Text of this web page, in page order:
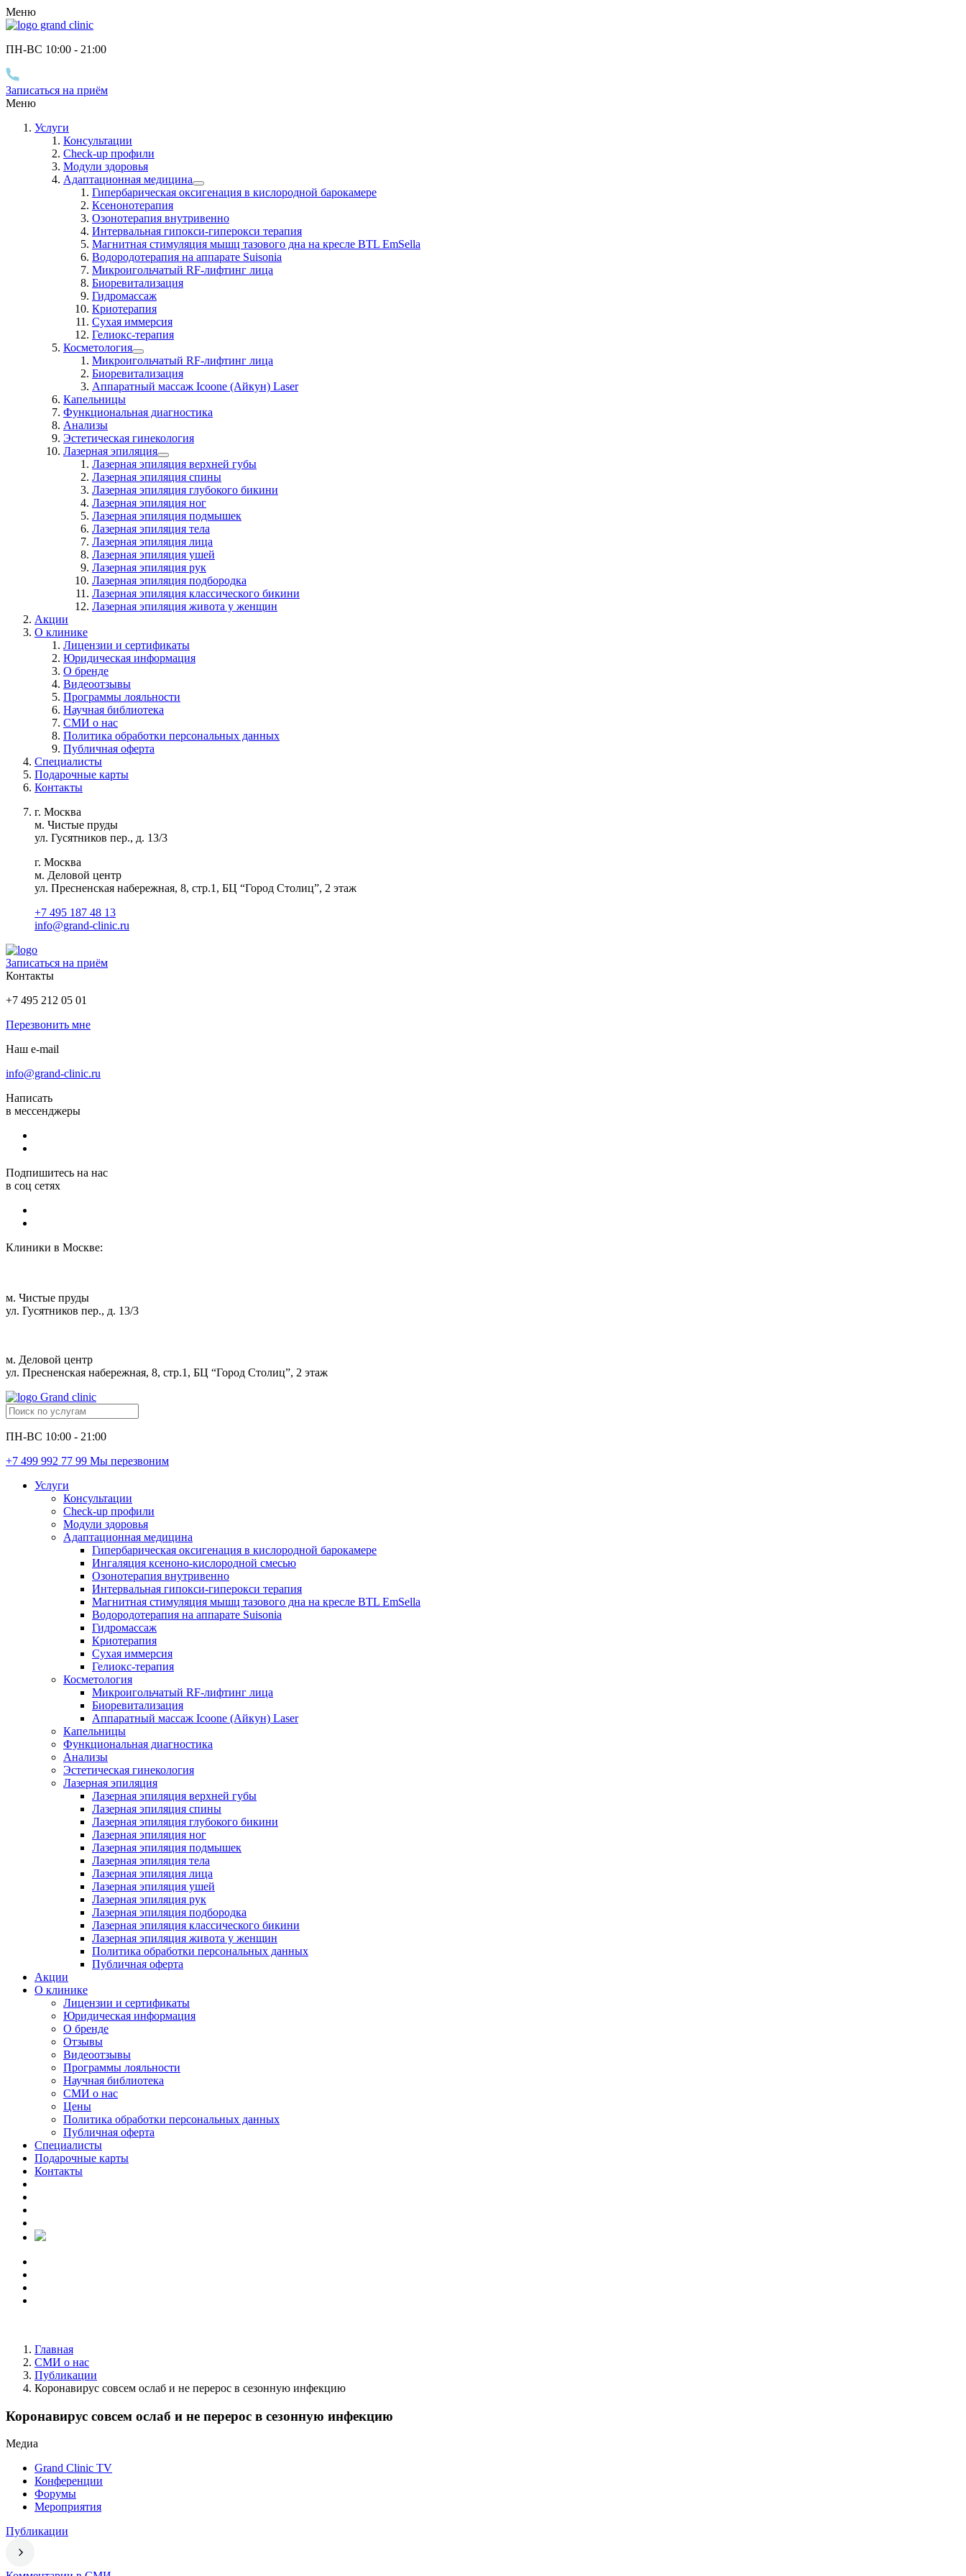
Меню
ПН-ВС 10:00 - 21 :00
Записаться на приём
Меню
Услуги
Консультации
Check-up профили
Модули здоровья
Адаптационная медицина
Гипербарическая оксигенация в кислородной барокамере
Ксенонотерапия
Озонотерапия внутривенно
Интервальная гипокси-гиперокси терапия
Магнитная стимуляция мышц тазового дна на кресле BTL EmSella
Водородотерапия на аппарате Suisonia
Микроигольчатый RF-лифтинг лица
Биоревитализация
Гидромассаж
Криотерапия
Сухая иммерсия
Гелиокс-терапия
Косметология
Микроигольчатый RF-лифтинг лица
Биоревитализация
Аппаратный массаж Icoone (Айкун) Laser
Капельницы
Функциональная диагностика
Анализы
Эстетическая гинекология
Лазерная эпиляция
Лазерная эпиляция верхней губы
Лазерная эпиляция спины
Лазерная эпиляция глубокого бикини
Лазерная эпиляция ног
Лазерная эпиляция подмышек
Лазерная эпиляция тела
Лазерная эпиляция лица
Лазерная эпиляция ушей
Лазерная эпиляция рук
Лазерная эпиляция подбородка
Лазерная эпиляция классического бикини
Лазерная эпиляция живота у женщин
Акции
О клинике
Лицензии и сертификаты
Юридическая информация
О бренде
Видеоотзывы
Программы лояльности
Научная библиотека
СМИ о нас
Политика обработки персональных данных
Публичная оферта
Специалисты
Подарочные карты
Контакты
г. Москва
м. Чистые пруды
ул. Гусятников пер., д. 13/3
г. Москва
м. Деловой центр
ул. Пресненская набережная, 8, стр.1, БЦ “Город Столиц”, 2 этаж
+7 495 187 48 13
info@grand-clinic.ru
Записаться на приём
Контакты
+7 495 212 05 01
Перезвонить мне
Наш e-mail
info@grand-clinic.ru
Написать
в мессенджеры
Подпишитесь на нас
в соц сетях
Клиники в Москве:
м. Чистые пруды
ул. Гусятников пер., д. 13/3
м. Деловой центр
ул. Пресненская набережная, 8, стр.1, БЦ “Город Столиц”, 2 этаж
ПН-ВС 10:00 - 21:00
+7 499 992 77 99 Мы перезвоним
Услуги
Консультации
Check-up профили
Модули здоровья
Адаптационная медицина
Гипербарическая оксигенация в кислородной барокамере
Ингаляция ксеноно-кислородной смесью
Озонотерапия внутривенно
Интервальная гипокси-гиперокси терапия
Магнитная стимуляция мышц тазового дна на кресле BTL EmSella
Водородотерапия на аппарате Suisonia
Гидромассаж
Криотерапия
Сухая иммерсия
Гелиокс-терапия
Косметология
Микроигольчатый RF-лифтинг лица
Биоревитализация
Аппаратный массаж Icoone (Айкун) Laser
Капельницы
Функциональная диагностика
Анализы
Эстетическая гинекология
Лазерная эпиляция
Лазерная эпиляция верхней губы
Лазерная эпиляция спины
Лазерная эпиляция глубокого бикини
Лазерная эпиляция ног
Лазерная эпиляция подмышек
Лазерная эпиляция тела
Лазерная эпиляция лица
Лазерная эпиляция ушей
Лазерная эпиляция рук
Лазерная эпиляция подбородка
Лазерная эпиляция классического бикини
Лазерная эпиляция живота у женщин
Политика обработки персональных данных
Публичная оферта
Акции
О клинике
Лицензии и сертификаты
Юридическая информация
О бренде
Отзывы
Видеоотзывы
Программы лояльности
Научная библиотека
СМИ о нас
Цены
Политика обработки персональных данных
Публичная оферта
Специалисты
Подарочные карты
Контакты
Главная
СМИ о нас
Публикации
Коронавирус совсем ослаб и не перерос в сезонную инфекцию
Коронавирус совсем ослаб и не перерос в сезонную инфекцию
Медиа
Grand Clinic TV
Конференции
Форумы
Мероприятия
Публикации